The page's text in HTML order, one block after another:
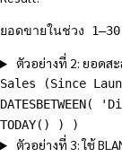
ยอดขายในช่วง
ตัวอย่างที่ 2: ยอดส
Sales (Since
TODAY() ) )
ตัวอย่างที่ 3: ใช้